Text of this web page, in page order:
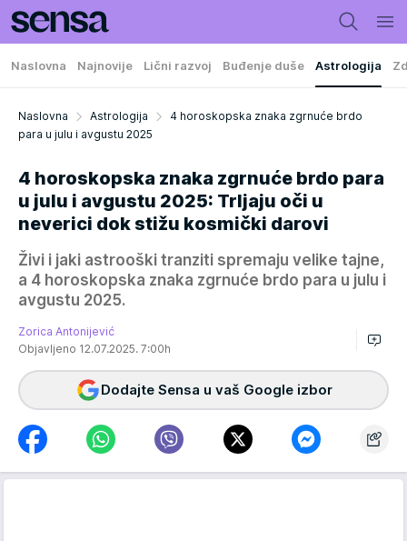
Naslovna Najnovije Lični razvoj Buđenje duše Astrologija
Naslovna Astrologija
4 horoskopska znaka zgrnuće brdo
para u julu i avgustu 2025
4 horoskopska znaka zgrnuće brdo para
u julu i avgustu 2025: Trljaju oči u
neverici dok stižu kosmički darovi
Živi i jaki astrooški tranziti spremaju velike tajne,
a 4 horoskopska znaka zgrnuće brdo para u julu i
avgustu 2025.
Zorica Antonijević
Objavljeno 12.07.2025. 7:00h
Dodajte Sensa u vaš Google izbor